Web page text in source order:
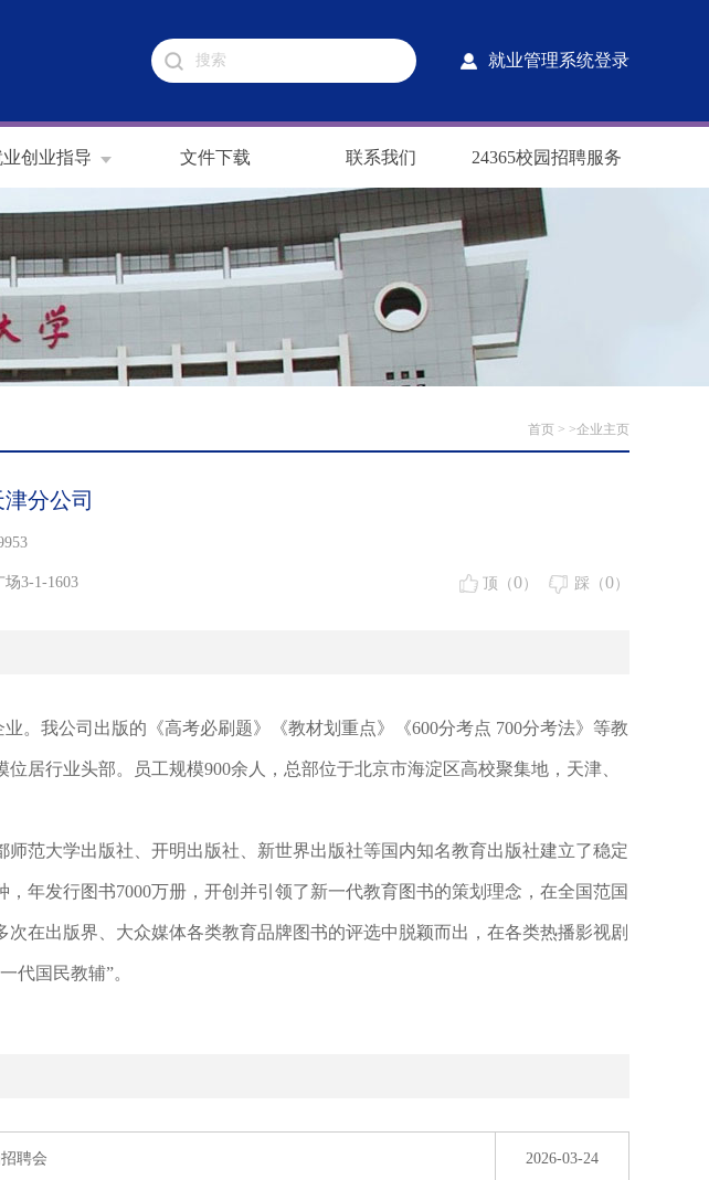
就业管理系统登录
业创业指导 文件下载 联系我们 24365校园招聘服务
首页 > >企业主页
分公司
3-1-1603 顶（0） 踩（0）
。我公司出版的《高考必刷题》《教材划重点》《600分考点 700分考法》等教
居行业头部。员工规模900余人，总部位于北京市海淀区高校聚集地，天津、
师范大学出版社、开明出版社、新世界出版社等国内知名教育出版社建立了稳定
，年发行图书7000万册，开创并引领了新一代教育图书的策划理念，在全国范国
在出版界、大众媒体各类教育品牌图书的评选中脱颖而出，在各类热播影视剧
代国民教辅”。
聘会 2026-03-24